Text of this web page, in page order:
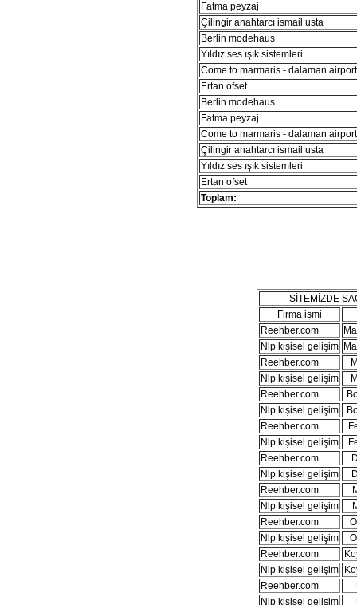
Fatma peyzaj
Çilingir anahtarcı ismail usta
Berlin modehaus
Yıldız ses ışık sistemleri
Come to marmaris - dalaman
Ertan ofset
Berlin modehaus
Fatma peyzaj
Come to marmaris - dalaman
Çilingir anahtarcı ismail usta
Yıldız ses ışık sistemleri
Ertan ofset
Toplam:
SİTEMİZDE
Firma ismi
Reehber.com
Nlp kişisel gelişim
Reehber.com
Nlp kişisel gelişim
Reehber.com
Nlp kişisel gelişim
Reehber.com
Nlp kişisel gelişim
Reehber.com
Nlp kişisel gelişim
Reehber.com
Nlp kişisel gelişim
Reehber.com
Nlp kişisel gelişim
Reehber.com
Nlp kişisel gelişim
Reehber.com
Nlp kişisel gelişim